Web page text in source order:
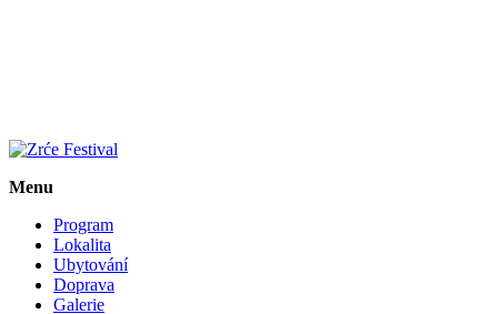
Menu
Program
Lokalita
Ubytování
Doprava
Galerie